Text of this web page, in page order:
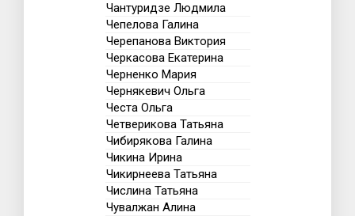
Чантуридзе Людмила
Чепелова Галина
Черепанова Виктория
Черкасова Екатерина
Черненко Мария
Чернякевич Ольга
Честа Ольга
Четверикова Татьяна
Чибирякова Галина
Чикина Ирина
Чикирнеева Татьяна
Числина Татьяна
Чувалжан Алина